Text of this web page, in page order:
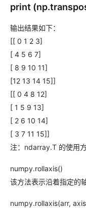
print
输出结果如下：
[[ 0 1 2 3]
[ 4 5 6 7]
[ 8 9 10 11]
[12 13 14 15]]
[[ 0 4 8 12]
[ 1 5 9 13]
[ 2 6 10 14]
[ 3 7 11 15]]
注：ndarray.T 的使用
numpy.rollaxis()
该方法表示沿着指定的
numpy.rollaxis(arr,